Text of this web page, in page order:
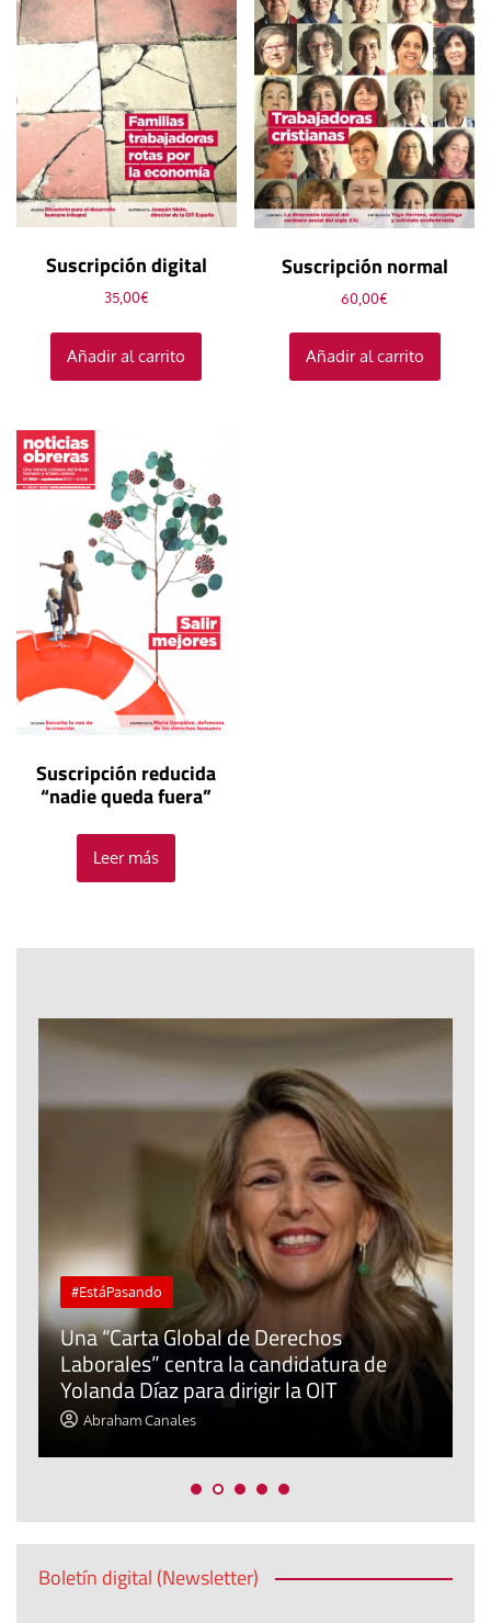
Suscripción digital
35,00€
Añadir al carrito
Suscripción normal
60,00€
Añadir al carrito
Suscripción reducida
“nadie queda fuera”
Leer más
#EstáPasando
Una “Carta Global de Derechos
Laborales” centra la candidatura de
Yolanda Díaz para dirigir la OIT
Abraham Canales
Boletín digital (Newsletter)